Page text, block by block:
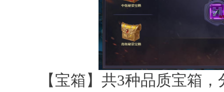
【宝箱】共3种品质宝箱，